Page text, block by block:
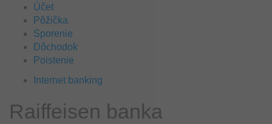
Účet
Pôžička
Sporenie
Dôchodok
Poistenie
Internet banking
Raiffeisen banka